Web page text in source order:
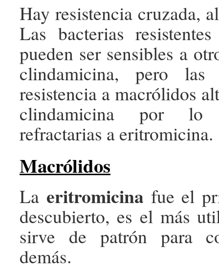
Hay resistencia cruzada,
Las bacterias
pueden ser sensibles a
clindamicina, pero las
resistencia a macrólidos
clindamicina por lo
refractarias a eritromicina.
Macrólidos
La eritromicina fue el
descubierto, es el más
sirve de patrón para
demás.